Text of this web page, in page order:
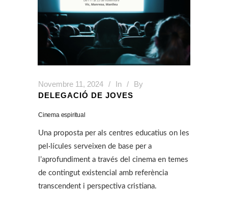
Novembre 11, 2024 In
By
DELEGACIÓ DE JOVES
Cinema espiritual
Una proposta per als centres educatius on les
pel·lícules serveixen de base per a
l’aprofundiment a través del cinema en temes
de contingut existencial amb referència
transcendent i perspectiva cristiana.